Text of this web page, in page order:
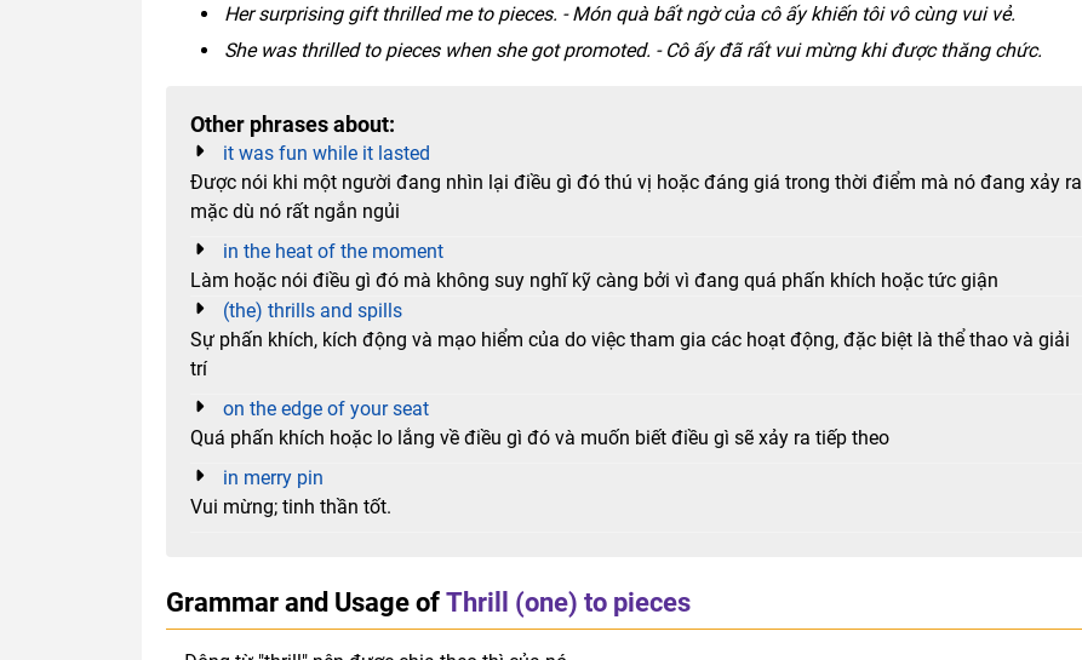
Her surprising gift thrilled me to pieces. - Món quà bất ngờ của cô ấy khiến tôi vô cùng vui vẻ.
She was thrilled to pieces when she got promoted. - Cô ấy đã rất vui mừng khi được thăng chức.
Other phrases about:
it was fun while it lasted
Được nói khi một người đang nhìn lại điều gì đó thú vị hoặc đáng giá trong thời điểm mà nó đang xảy ra
mặc dù nó rất ngắn ngủi
in the heat of the moment
Làm hoặc nói điều gì đó mà không suy nghĩ kỹ càng bởi vì đang quá phấn khích hoặc tức giận
(the) thrills and spills
Sự phấn khích, kích động và mạo hiểm của do việc tham gia các hoạt động, đặc biệt là thể thao và giải
trí
on the edge of your seat
Quá phấn khích hoặc lo lắng về điều gì đó và muốn biết điều gì sẽ xảy ra tiếp theo
in merry pin
Vui mừng; tinh thần tốt.
Grammar and Usage ofThrill (one) to pieces